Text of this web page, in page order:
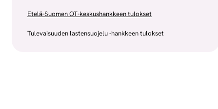
Etelä-Suomen OT-keskushankkeen tulokset
Tulevaisuuden lastensuojelu -hankkeen tulokset